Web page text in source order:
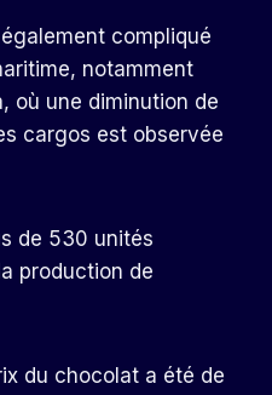
compliqué
notamment
où une diminution de
cargos est observée
de 530 unités
production de
du chocolat a été de